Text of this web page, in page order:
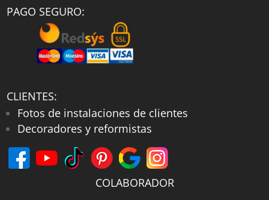
PAGO SEGURO:
CLIENTES:
Fotos de instalaciones de clientes
Decoradores y reformistas
COLABORADOR